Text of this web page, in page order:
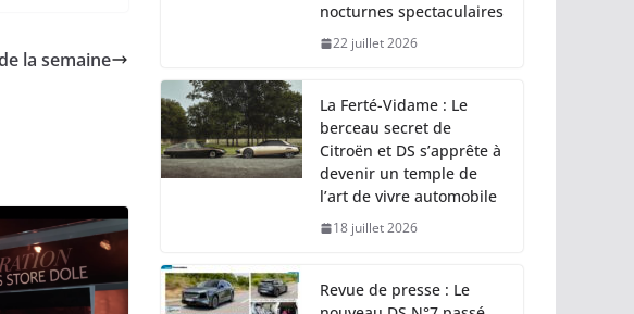
la semaine
nocturnes spectaculaires
22 juillet 2026
La Ferté-Vidame : Le
berceau secret de
Citroën et DS s’apprête à
devenir un temple de
l’art de vivre automobile
18 juillet 2026
Revue de presse : Le